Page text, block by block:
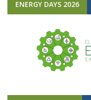
ENERGY DAYS 2026